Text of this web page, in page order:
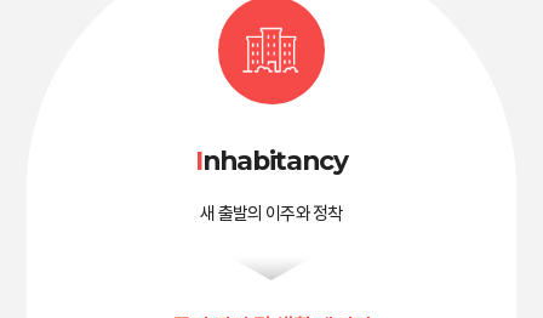
Inhabitancy
새 출발의 이주와 정착